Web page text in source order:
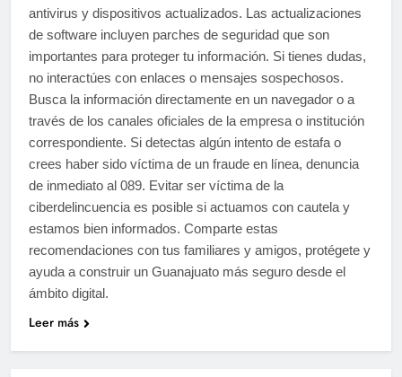
antivirus y dispositivos actualizados. Las actualizaciones
de software incluyen parches de seguridad que son
importantes para proteger tu información. Si tienes dudas,
no interactúes con enlaces o mensajes sospechosos.
Busca la información directamente en un navegador o a
través de los canales oficiales de la empresa o institución
correspondiente. Si detectas algún intento de estafa o
crees haber sido víctima de un fraude en línea, denuncia
de inmediato al 089. Evitar ser víctima de la
ciberdelincuencia es posible si actuamos con cautela y
estamos bien informados. Comparte estas
recomendaciones con tus familiares y amigos, protégete y
ayuda a construir un Guanajuato más seguro desde el
ámbito digital.
Leer más